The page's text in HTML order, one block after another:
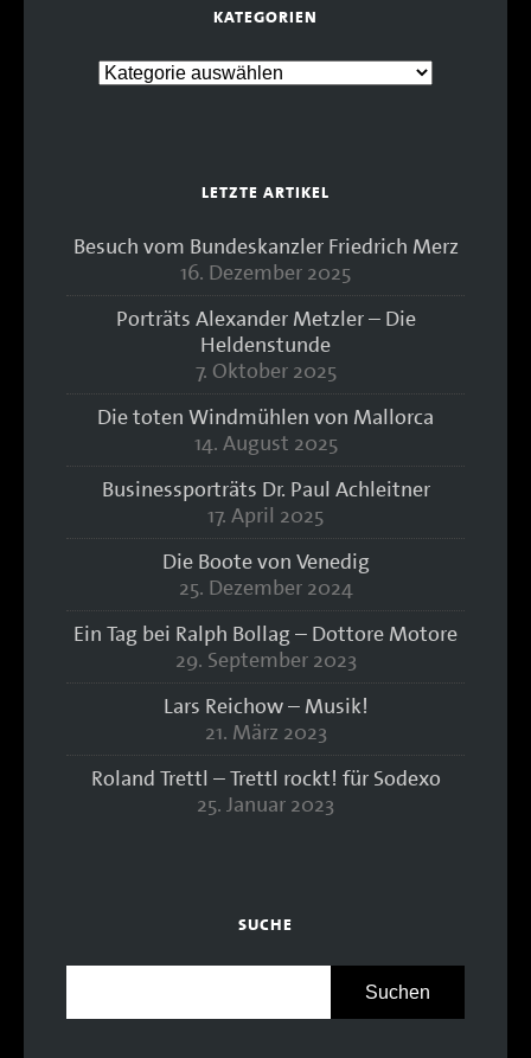
KATEGORIEN
LETZTE ARTIKEL
Besuch vom Bundeskanzler Friedrich Merz
16. Dezember 2025
Porträts Alexander Metzler – Die
Heldenstunde
7. Oktober 2025
Die toten Windmühlen von Mallorca
14. August 2025
Businessporträts Dr. Paul Achleitner
17. April 2025
Die Boote von Venedig
25. Dezember 2024
Ein Tag bei Ralph Bollag – Dottore Motore
29. September 2023
Lars Reichow – Musik!
21. März 2023
Roland Trettl – Trettl rockt! für Sodexo
25. Januar 2023
SUCHE